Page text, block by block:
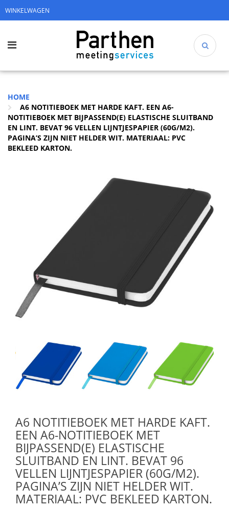
WINKELWAGEN
HOME
A6 NOTITIEBOEK MET HARDE KAFT. EEN A6-
NOTITIEBOEK MET BIJPASSEND(E) ELASTISCHE SLUITBAND
EN LINT. BEVAT 96 VELLEN LIJNTJESPAPIER (60G/M2).
PAGINA’S ZIJN NIET HELDER WIT. MATERIAAL: PVC
BEKLEED KARTON.
A6 NOTITIEBOEK MET HARDE KAFT.
EEN A6-NOTITIEBOEK MET
BIJPASSEND(E) ELASTISCHE
SLUITBAND EN LINT. BEVAT 96
VELLEN LIJNTJESPAPIER (60G/M2).
PAGINA’S ZIJN NIET HELDER WIT.
MATERIAAL: PVC BEKLEED KARTON.